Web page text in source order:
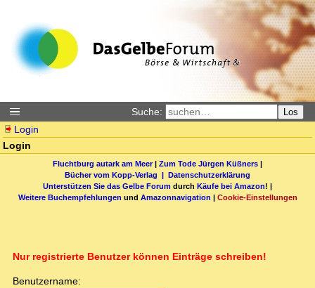
Suche: Los
Login
Login
Fluchtburg autark am Meer| Zum Tode Jürgen Küßners |
Bücher vom Kopp-Verlag | Datenschutzerklärung
Unterstützen Sie das Gelbe Forum durch Käufe bei Amazon! |
Weitere Buchempfehlungen und Amazonnavigation | Cookie-Einstellungen
Nur registrierte Benutzer können Einträge schreiben!
Benutzername: